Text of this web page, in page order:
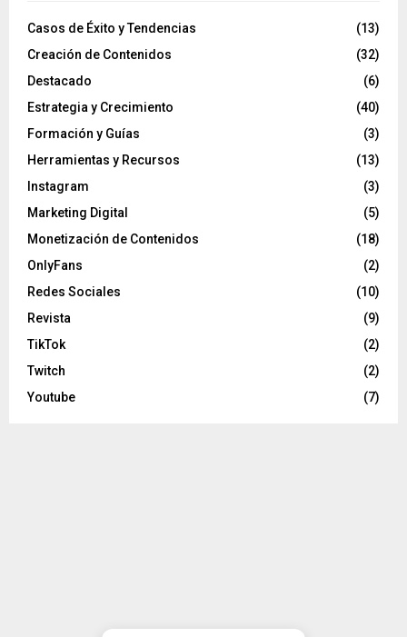
Casos de Éxito y Tendencias
(13)
Creación de Contenidos
(32)
Destacado
(6)
Estrategia y Crecimiento
(40)
Formación y Guías
(3)
Herramientas y Recursos
(13)
Instagram
(3)
Marketing Digital
(5)
Monetización de Contenidos
(18)
OnlyFans
(2)
Redes Sociales
(10)
Revista
(9)
TikTok
(2)
Twitch
(2)
Youtube
(7)